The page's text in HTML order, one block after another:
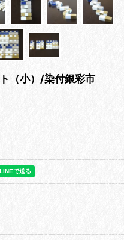
（小）/染付銀彩市